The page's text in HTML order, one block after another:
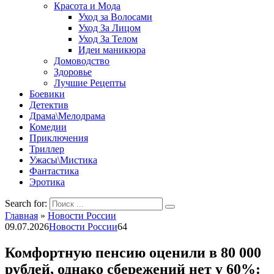
Красота и Мода
Уход за Волосами
Уход За Лицом
Уход За Телом
Идеи маникюра
Домоводство
Здоровье
Лучшие Рецепты
Боевики
Детектив
Драма\Мелодрама
Комедии
Приключения
Триллер
Ужасы\Мистика
Фантастика
Эротика
Search for:
Главная » Новости России
09.07.2026Новости России64
Комфортную пенсию оценили в 80 000
рублей, однако сбережений нет у 60%: